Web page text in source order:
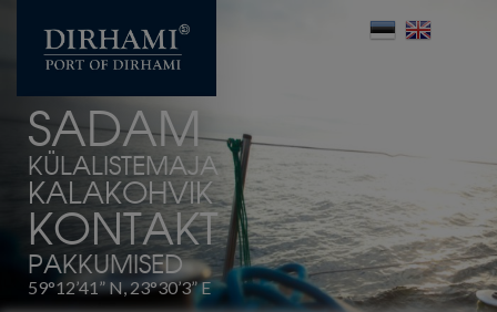
SADAM
KÜLALISTEMAJA
KALAKOHVIK
KONTAKT
PAKKUMISED
59°12’41” N, 23°30’3” E